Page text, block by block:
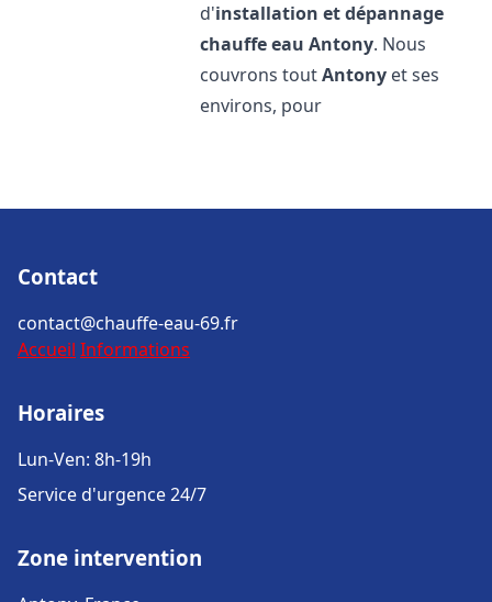
d'installation et dépannage
chauffe eau Antony. Nous
couvrons toutAntony et ses
environs, pour
Contact
contact@chauffe-eau-69.fr
Accueil Informations
Horaires
Lun-Ven: 8h-19h
Service d'urgence 24/7
Zone intervention